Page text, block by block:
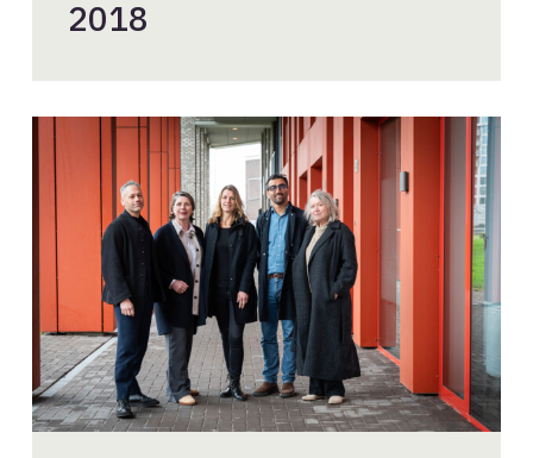
2018
Juryleden
BNA
Beste
Gebouw
van
Jaar
2026
bekend